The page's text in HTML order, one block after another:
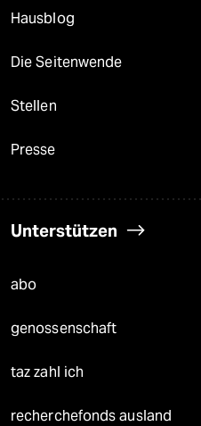
Hausblog
Die Seitenwende
Stellen
Presse
Unterstützen
abo
genossenschaft
taz zahl ich
recherchefonds ausland